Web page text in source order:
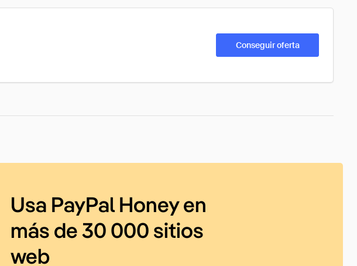
Conseguir oferta
Usa PayPal Honey en
más de 30 000 sitios
web